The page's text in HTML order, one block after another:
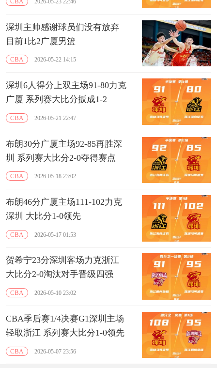
2026-05-23 22:46
深圳主帅感谢球员们没有放弃
目前1比2广厦男篮
CBA 2026-05-22 14:15
深圳6人得分上双主场91-80力克
广厦 系列赛大比分扳成1-2
CBA 2026-05-21 22:47
布朗30分广厦主场92-85再胜深
圳 系列赛大比分2-0夺得赛点
CBA 2026-05-18 23:02
布朗46分广厦主场111-102力克
深圳 大比分1-0领先
CBA 2026-05-17 01:53
贺希宁23分深圳客场力克浙江
大比分2-0淘汰对手晋级四强
CBA 2026-05-10 23:02
CBA季后赛1/4决赛G1深圳主场
轻取浙江 系列赛大比分1-0领先
CBA 2026-05-07 23:56